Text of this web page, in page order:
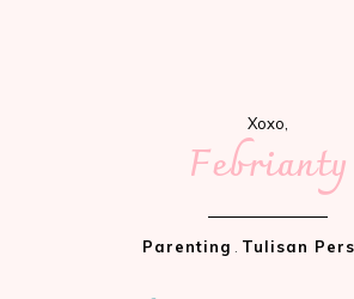
Xoxo,
Febrianty
Parenting Tulisan